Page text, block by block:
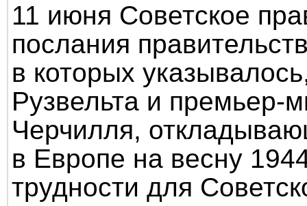
11 июня Советское
послания
в которых
Рузвельта и премьер-
Черчилля,
в Европе на весну
трудности для